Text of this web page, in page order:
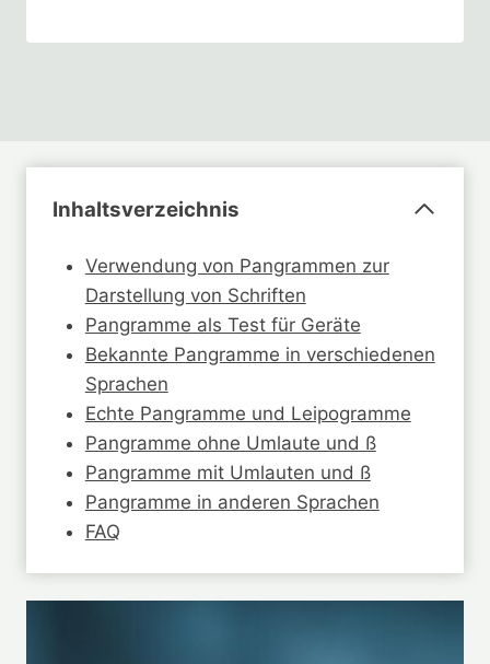
Inhaltsverzeichnis
Verwendung von Pangrammen zur
Darstellung von Schriften
Pangramme als Test für Geräte
Bekannte Pangramme in verschiedenen
Sprachen
Echte Pangramme und Leipogramme
Pangramme ohne Umlaute und ß
Pangramme mit Umlauten und ß
Pangramme in anderen Sprachen
FAQ